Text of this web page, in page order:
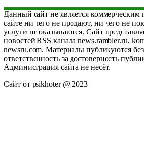
Данный сайт не является коммерческим
сайте ни чего не продают, ни чего не
услуги не оказываются. Сайт
новостей RSS канала news.rambler.ru,
newsru.com. Материалы публикуются
ответственность за достоверность
Администрация сайта не несёт.
Сайт от psikhoter @ 2023